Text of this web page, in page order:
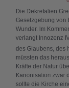
Die Dekretalien
Gesetzgebung von
Wunder. Im
verlangt Innozenz
des Glaubens, des
müssten das
Kräfte der Natur
Kanonisation zwar
sollte die Kirche